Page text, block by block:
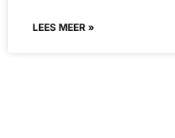
LEES MEER »